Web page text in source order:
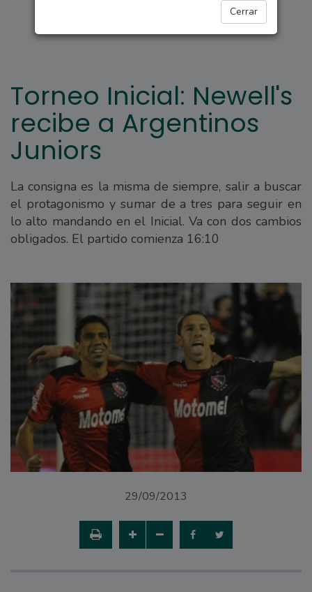
Cerrar
Torneo Inicial: Newell's
recibe a Argentinos
Juniors
La consigna es la misma de siempre, salir a buscar
el protagonismo y sumar de a tres para seguir en
lo alto mandando en el Inicial. Va con dos cambios
obligados. El partido comienza 16:10
29/09/2013